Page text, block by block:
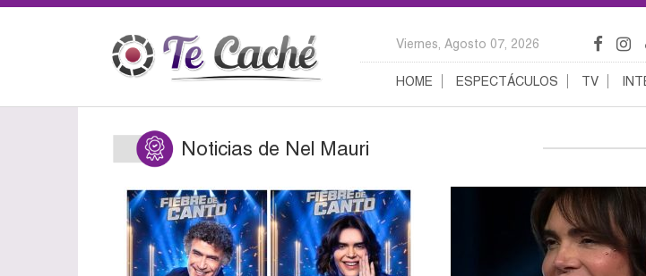
Viernes, Agosto 07, 2026
HOME ESPECTÁCULOS TV
Noticias de Nel Mauri